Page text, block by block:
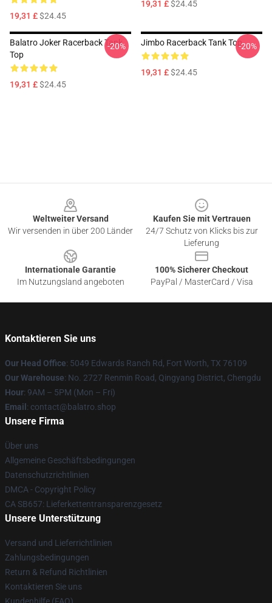
19,31 £$24.45
19,31 £$24.45
Balatro Joker Racerback Tank
Top
19,31 £$24.45
-20% Jimbo Racerback Tank Top
19,31 £$24.45
-20%
Weltweiter Versand
Wir versenden in über 200 Länder
Kaufen Sie mit Vertrauen
24/7 Schutz von Klicks bis zur
Lieferung
Internationale Garantie
Im Nutzungsland angeboten
100% Sicherer Checkout
PayPal / MasterCard / Visa
Kontaktieren Sie uns
Our Head Office: 5049 Edwards Ranch Rd, Fort Worth, TX 76109
Our Warehouse: No. 2727 Renmin Road, Qingyang District, Chengdu
Hour: 9AM – 5PM (Mon – Fri)
Email : contact@balatro.shop
Unsere Firma
Über uns
Allgemeine Geschäftsbedingungen
Datenschutzrichtlinien
DMCA - Copyright Policy
CA SB657: Lieferkettentransparenzgesetz
Unsere Unterstützung
Versand und Lieferrichtlinien
Zahlungsbedingungen
Return & Refund Richtlinien
Kontaktieren Sie uns